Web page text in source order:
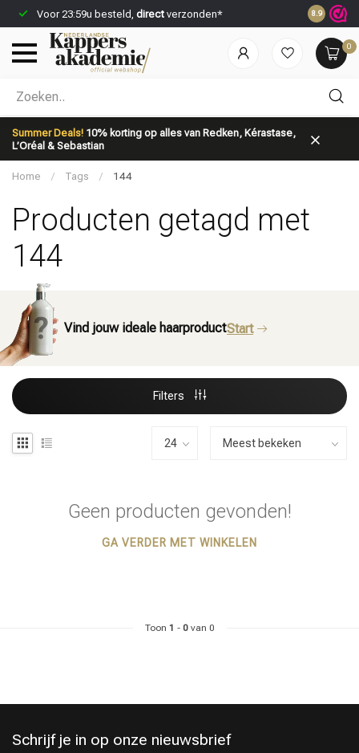
Voor 23:59u besteld, direct verzonden* Spaar
8.9
0
Summer Deals! 10% korting op alles van Redken, Kérastase,
L’Oréal & Sebastian
Welke categorie ben jij naar op zoek?
Merken
Home / Tags / 144
Producten getagd met
144
Vind jouw ideale haarproductStart
Filters
Geen producten gevonden!
GA VERDER MET WINKELEN
Toon 1 - 0van 0
Schrijf je in op onze nieuwsbrief